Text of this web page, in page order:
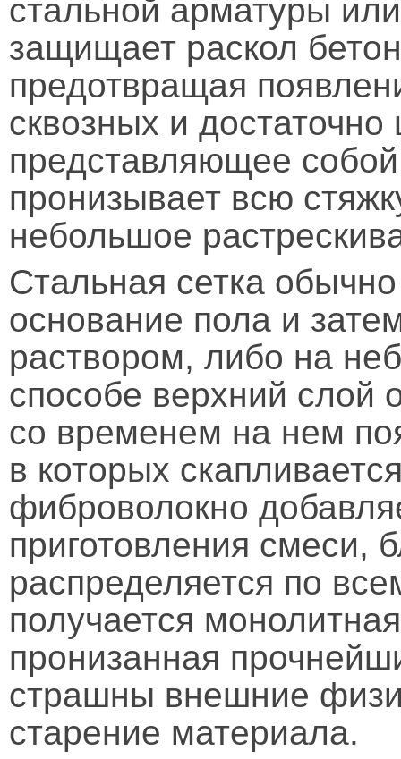
стальной арматуры
защищает раскол
предотвращая
сквозных и
представляющее
пронизывает всю
небольшое
Стальная сетка
основание пола и
раствором, либо на
способе верхний
со временем на нем
в которых
фиброволокно
приготовления смеси,
распределяется по
получается
пронизанная
страшны внешние
старение материала.